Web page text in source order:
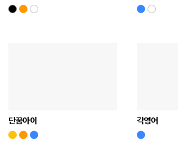
단꿈아이 각영어